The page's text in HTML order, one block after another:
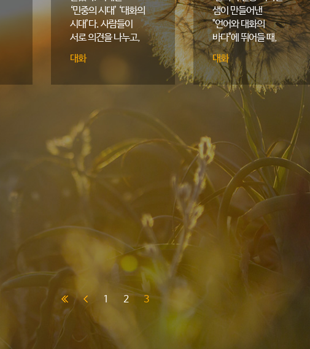
‘민중의 시대’ ‘대화의
시대’다. 사람들이
서로 의견을 나누고,
격렬하게 토론하는
시대다. 혼자 조용히
대화
샘이 만들어낸
"언어와 대화의
바다"에 뛰어들 때,
비로소 자신과 타인을
이해할 수 있게 되고,
인간이 가야 할 길을
배우게 된다.
대화
1 2 3